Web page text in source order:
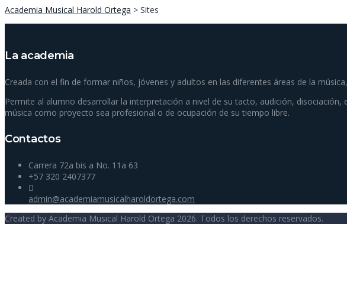
Academia Musical Harold Ortega > Sites
La academia
Creada con el fin de formar niños, jóvenes y adultos en las diferentes áreas de la
Permite al alumno desarrollar la interpretación a nivel de su tacto, audición,
música como proyecto sea profesional o de ocupación de su tiempo libre.
Contactos
Carrera 72a bis a No. 11a 63
+57 320 2407377
admin@academiamusicalharoldortega.com
Created by Academia Musical Harold Ortega 2026. Todos los derechos reservados.